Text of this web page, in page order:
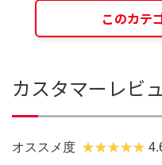
このカテ
カスタマーレビ
オススメ度